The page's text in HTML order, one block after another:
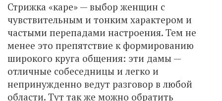
Стрижка «каре» — выбор женщин с
чувствительным и тонким характером и
частыми перепадами настроения. Тем не
менее это препятствие к формированию
широкого круга общения: эти дамы —
отличные собеседницы и легко и
непринужденно ведут разговор в любой
области. Тут так же можно обратить